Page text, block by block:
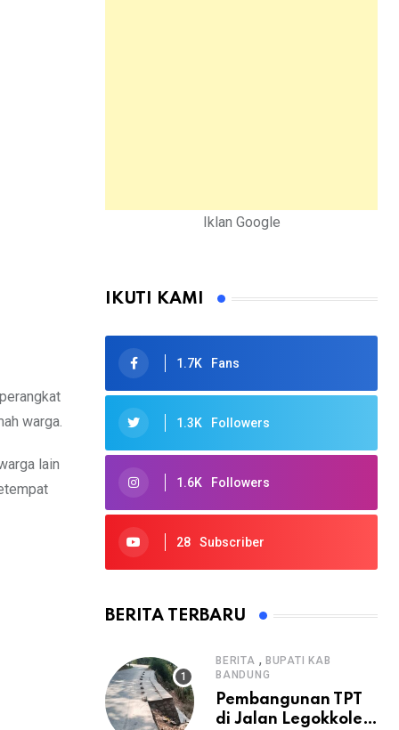
warga.
lain
Iklan Google
IKUTI KAMI
1.7K Fans
1.3K Followers
1.6K Followers
28 Subscriber
BERITA TERBARU
BERITA , BUPATI KAB
BANDUNG
Pembangunan TPT
di Jalan Legokkole